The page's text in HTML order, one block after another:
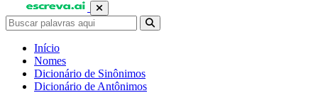
Início
Nomes
Dicionário de Sinônimos
Dicionário de Antônimos